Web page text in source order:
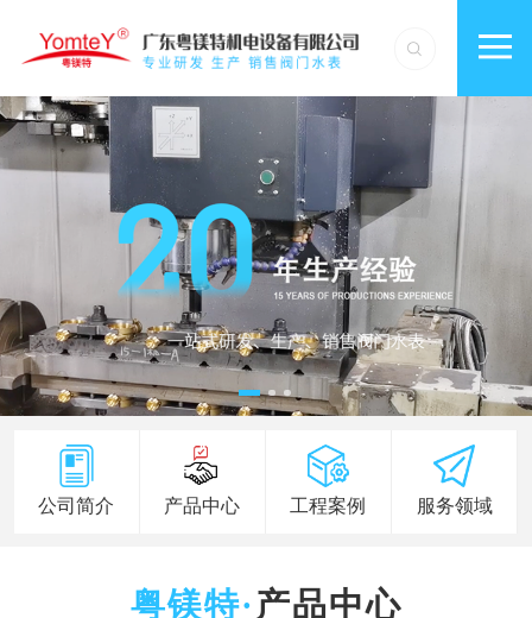
公司简介 产品中心 工程案例 服务领域
产品中心